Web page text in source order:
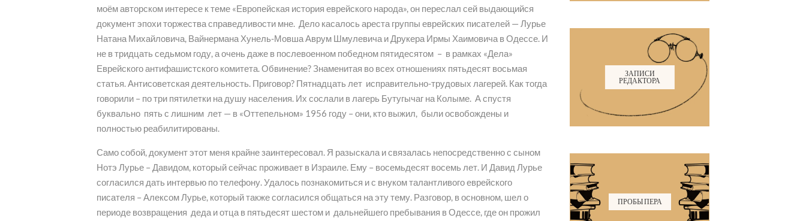
моём авторском интересе к теме «Европейская история еврейского народа», он переслал сей выдающийся
документ эпохи торжества справедливости мне. Дело касалось ареста группы еврейских писателей — Лурье
Натана Михайловича, Вайнермана Хунель-Мовша Аврум Шмулевича и Друкера Ирмы Хаимовича в Одессе. И
не в тридцать седьмом году, а очень даже в послевоенном победном пятидесятом – в рамках «Дела»
Еврейского антифашистского комитета. Обвинение? Знаменитая во всех отношениях пятьдесят восьмая
статья. Антисоветская деятельность. Приговор? Пятнадцать лет исправительно-трудовых лагерей. Как тогда
говорили – по три пятилетки на душу населения. Их сослали в лагерь Бутугычаг на Колыме. А спустя
буквально пять с лишним лет — в «Оттепельном» 1956 году – они, кто выжил, были освобождены и
полностью реабилитированы.
Само собой, документ этот меня крайне заинтересовал. Я разыскала и связалась непосредственно с сыном
Нотэ Лурье – Давидом, который сейчас проживает в Израиле. Ему – восемьдесят восемь лет. И Давид Лурье
согласился дать интервью по телефону. Удалось познакомиться и с внуком талантливого еврейского
писателя – Алексом Лурье, который также согласился общаться на эту тему. Разговор, в основном, шел о
периоде возвращения деда и отца в пятьдесят шестом и дальнейшего пребывания в Одессе, где он прожил
ЗАПИСИ
РЕДАКТОРА
ПРОБЫ ПЕРА